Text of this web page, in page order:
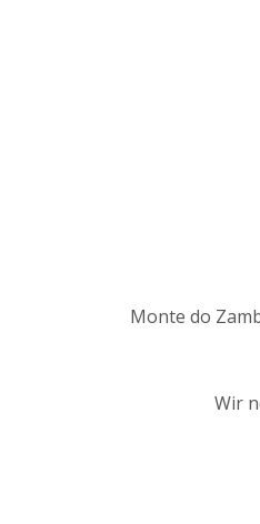
Monte do
Wir